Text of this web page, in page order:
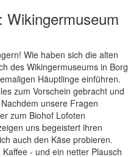
Wikingermuseum
Wie haben sich die alten
des Wikingermuseums in Borg
Häuptlinge einführen.
zum Vorschein gebracht und
unsere Fragen
zum Biohof Lofoten
uns begeistert ihren
auch den Käse probieren.
- und ein netter Plausch